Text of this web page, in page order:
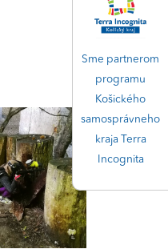
Sme partnerom
programu
Košického
samosprávneho
kraja Terra
Incognita